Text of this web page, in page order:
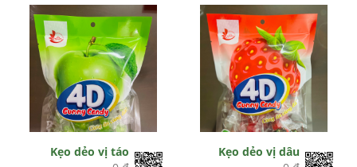
Kẹo dẻo vị táo
Kẹo dẻo vị dâu